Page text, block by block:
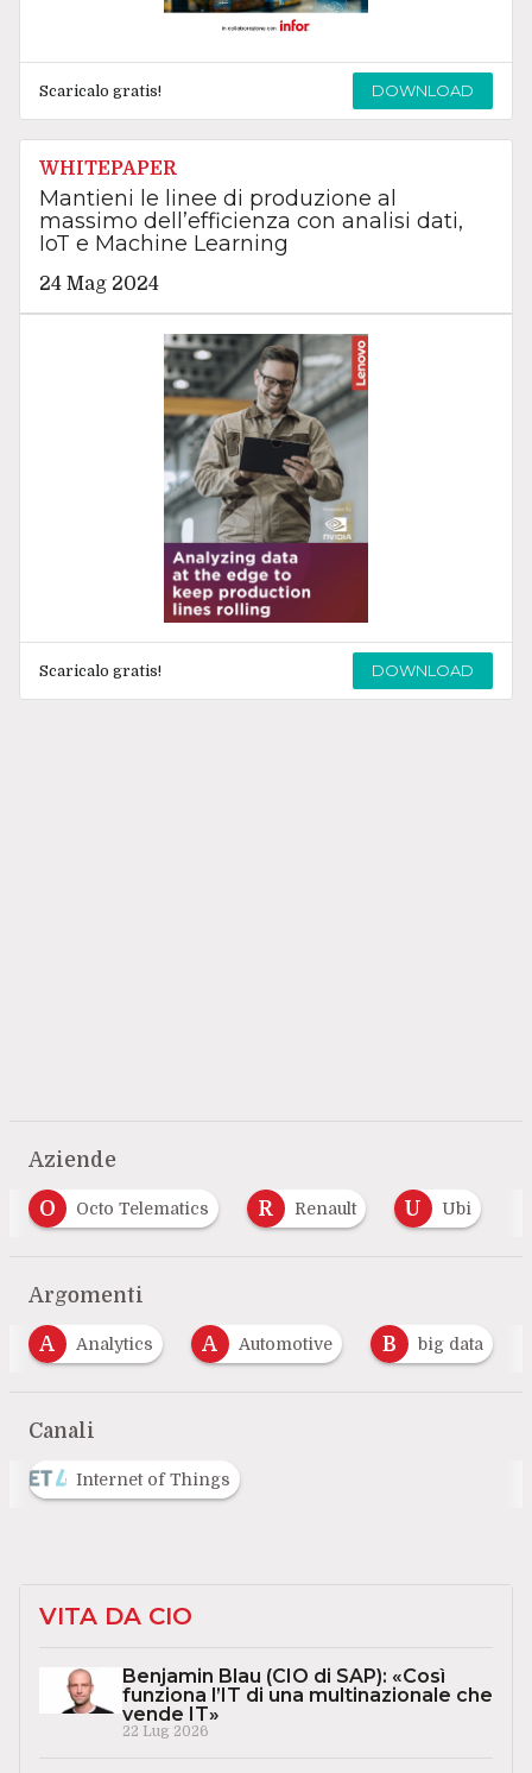
Scaricalo gratis! DOWNLOAD
WHITEPAPER
Mantieni le linee di produzione al
massimo dell’efficienza con analisi dati,
IoT e Machine Learning
24 Mag 2024
Scaricalo gratis! DOWNLOAD
Aziende
O Octo Telematics R Renault U Ubi
Argomenti
A Analytics A Automotive B big data
Canali
Internet of Things
VITA DA CIO
Benjamin Blau (CIO di SAP): «Così
funziona l’IT di una multinazionale che
vende IT»
22 Lug 2026